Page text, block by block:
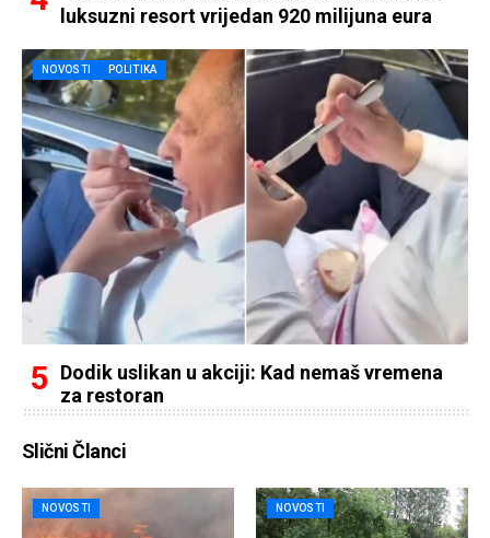
luksuzni resort vrijedan 920 milijuna eura
NOVOSTI POLITIKA
Dodik uslikan u akciji: Kad nemaš vremena
za restoran
Slični Članci
NOVOSTI NOVOSTI